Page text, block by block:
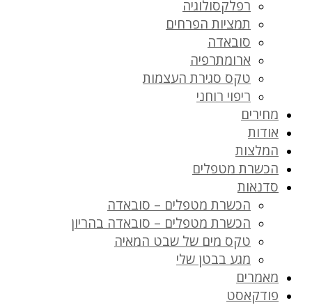
רפלקסולוגיה
תמציות הפרחים
סובאדה
ארומתרפיה
טקס סגירת העצמות
ריפוי רוחני
מחירים
אודות
המלצות
הכשרת מטפלים
סדנאות
הכשרת מטפלים – סובאדה
הכשרת מטפלים – סובאדה בהריון
טקס מים של שבט המאיה
מגע בבטן שלי
מאמרים
פודקאסט